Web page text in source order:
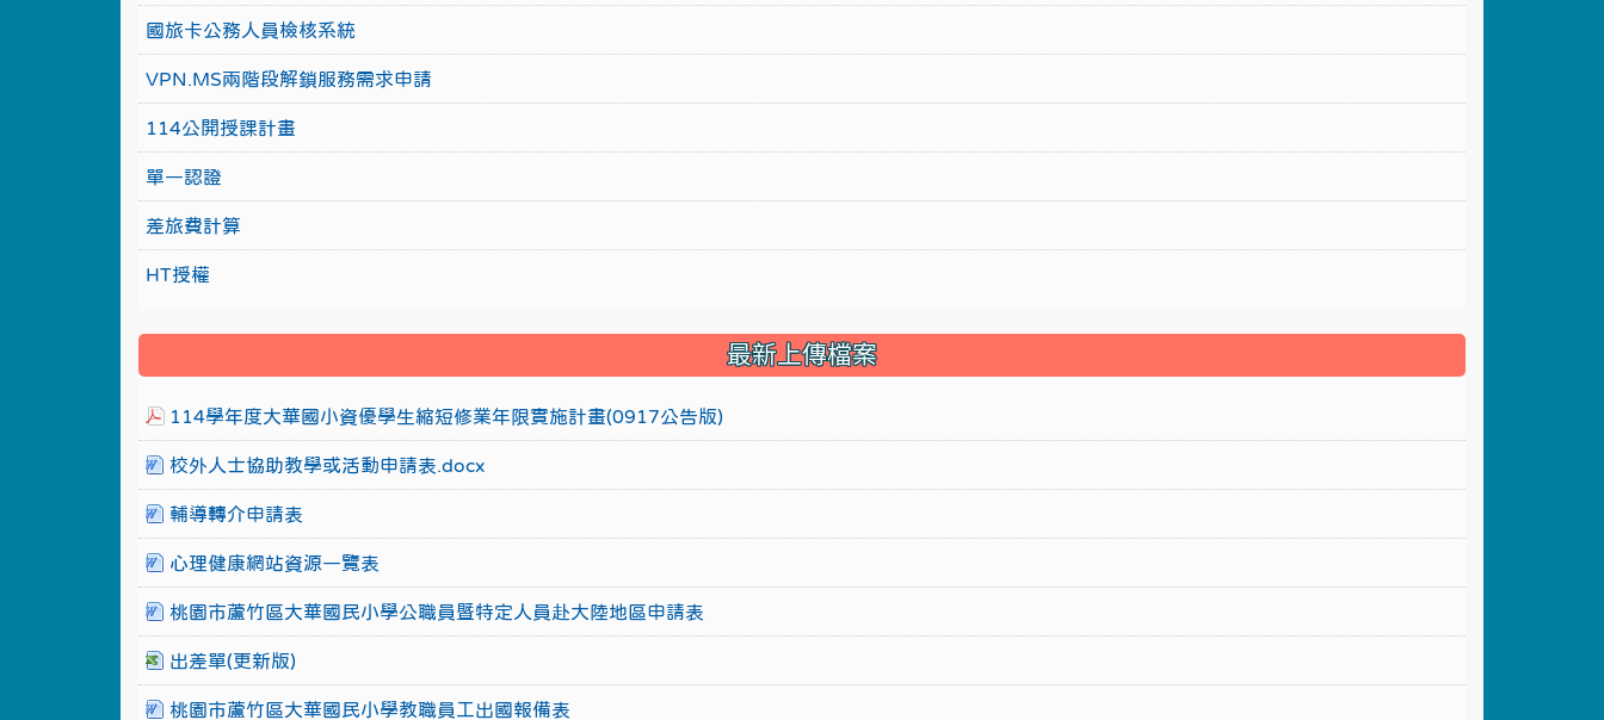
國旅卡公務人員檢核系統
VPN.MS兩階段解鎖服務需求申請
114公開授課計畫
單一認證
差旅費計算
HT授權
最新上傳檔案
114學年度大華國小資優學生縮短修業年限實施計畫(0917公告版)
校外人士協助教學或活動申請表.docx
輔導轉介申請表
心理健康網站資源一覽表
桃園市蘆竹區大華國民小學公職員暨特定人員赴大陸地區申請表
出差單(更新版)
桃園市蘆竹區大華國民小學教職員工出國報備表